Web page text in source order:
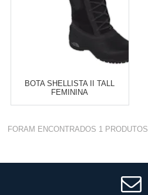
BOTA SHELLISTA II TALL
FEMININA
Varejo: R$ 4.050,70
10 x de R$ 255,09
FORAM ENCONTRADOS 1 PRODUTOS